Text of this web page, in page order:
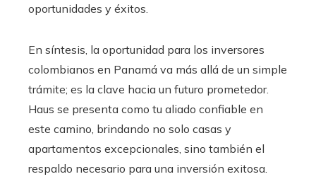
oportunidades y éxitos.
En síntesis, la oportunidad para los inversores
colombianos en Panamá va más allá de un simple
trámite; es la clave hacia un futuro prometedor.
Haus se presenta como tu aliado confiable en
este camino, brindando no solo casas y
apartamentos excepcionales, sino también el
respaldo necesario para una inversión exitosa.